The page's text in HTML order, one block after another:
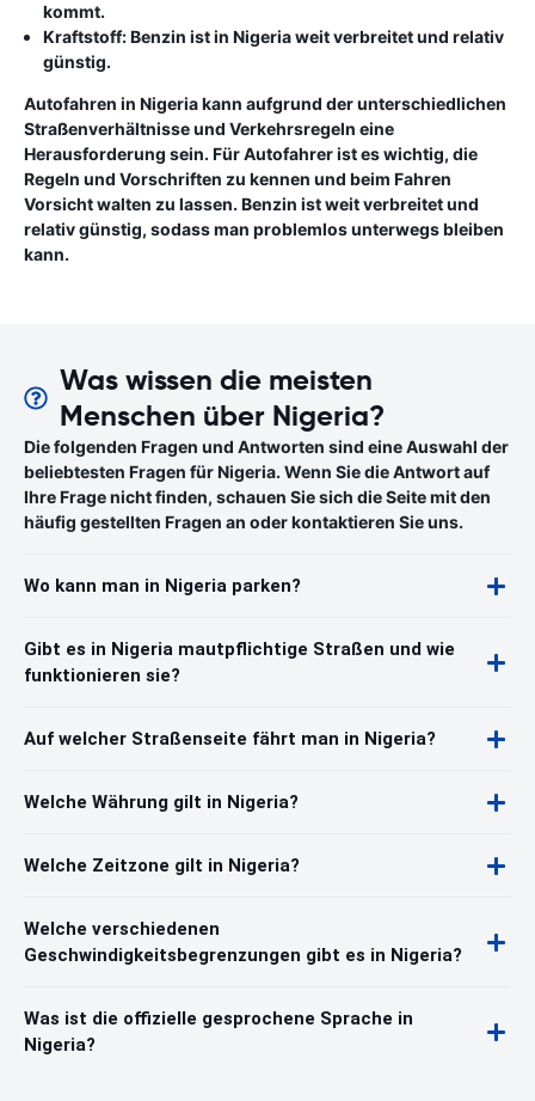
kommt.
Kraftstoff:Benzin ist in Nigeria weit verbreitet und relativ
günstig.
Autofahren in Nigeria kann aufgrund der unterschiedlichen
Straßenverhältnisse und Verkehrsregeln eine
Herausforderung sein. Für Autofahrer ist es wichtig, die
Regeln und Vorschriften zu kennen und beim Fahren
Vorsicht walten zu lassen. Benzin ist weit verbreitet und
relativ günstig, sodass man problemlos unterwegs bleiben
kann.
Was wissen die meisten
Menschen über Nigeria?
Die folgenden Fragen und Antworten sind eine Auswahl der
beliebtesten Fragen für Nigeria. Wenn Sie die Antwort auf
Ihre Frage nicht finden, schauen Sie sich die Seite mit den
häufig gestellten Fragen an oder kontaktieren Sie uns.
Wo kann man in Nigeria parken?
Gibt es in Nigeria mautpflichtige Straßen und wie
funktionieren sie?
Auf welcher Straßenseite fährt man in Nigeria?
Welche Währung gilt in Nigeria?
Welche Zeitzone gilt in Nigeria?
Welche verschiedenen
Geschwindigkeitsbegrenzungen gibt es in Nigeria?
Was ist die offizielle gesprochene Sprache in
Nigeria?